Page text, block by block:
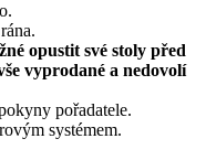
opustit své stoly před
vyprodané a nedovolí
pořadatele.
systémem.